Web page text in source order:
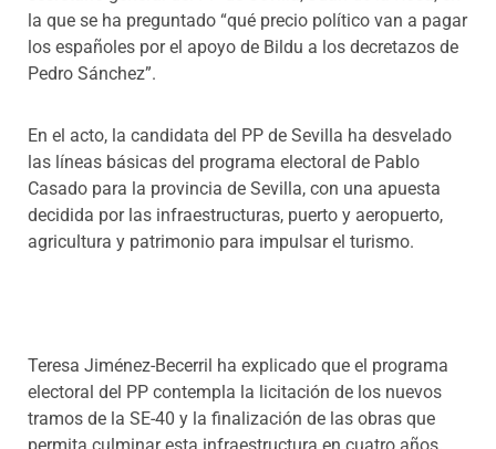
la que se ha preguntado “qué precio político van a pagar
los españoles por el apoyo de Bildu a los decretazos de
Pedro Sánchez”.
En el acto, la candidata del PP de Sevilla ha desvelado
las líneas básicas del programa electoral de Pablo
Casado para la provincia de Sevilla, con una apuesta
decidida por las infraestructuras, puerto y aeropuerto,
agricultura y patrimonio para impulsar el turismo.
Teresa Jiménez-Becerril ha explicado que el programa
electoral del PP contempla la licitación de los nuevos
tramos de la SE-40 y la finalización de las obras que
permita culminar esta infraestructura en cuatro años.